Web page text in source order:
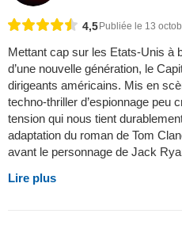
4,5 Publiée le 13
Mettant cap sur les Etats-Unis à
d’une nouvelle génération, le
dirigeants américains. Mis en
techno-thriller d’espionnage peu
tension qui nous tient
adaptation du roman de Tom
avant le personnage de Jack
Lire plus